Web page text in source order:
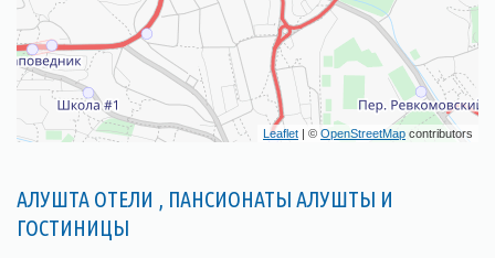
Leaflet | © OpenStreetMap contributors
АЛУШТА ОТЕЛИ , ПАНСИОНАТЫ АЛУШТЫ И
ГОСТИНИЦЫ